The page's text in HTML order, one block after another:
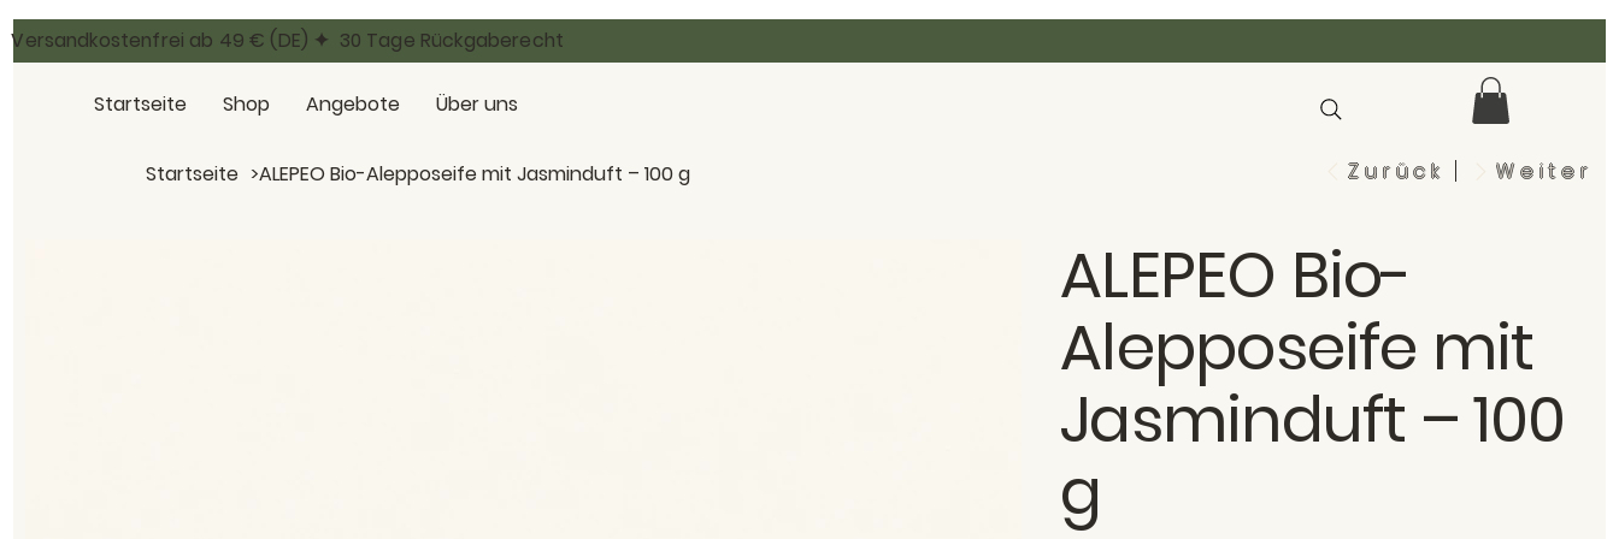
Startseite Shop Angebote Über uns
Startseite >ALEPEO Bio-Alepposeife mit Jasminduft – 100 g Zurück Weiter
ALEPEO Bio-
Alepposeife mit
Jasminduft – 100
g
Versandkostenfrei ab 49 € (DE) ✦ 30 Tage Rückgaberecht